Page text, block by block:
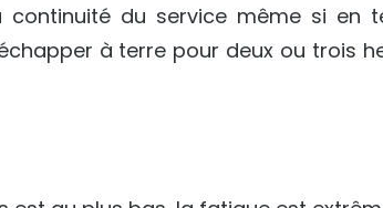
continuité du service même si en
à terre pour deux ou trois